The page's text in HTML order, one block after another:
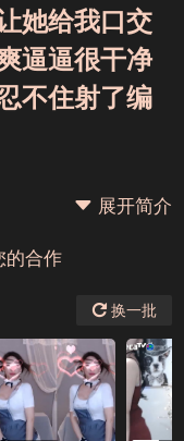
她给我口交
逼逼很干净
不住射了编
展开简介
的合作
换一批